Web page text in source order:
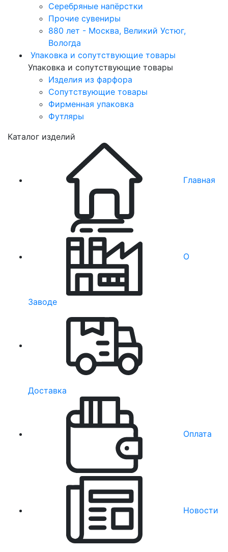
Серебряные напёрстки
Прочие сувениры
880 лет - Москва, Великий Устюг,
Вологда
Упаковка и сопутствующие товары
Упаковка и сопутствующие товары
Изделия из фарфора
Сопутствующие товары
Фирменная упаковка
Футляры
Каталог изделий
Главная
О
Заводе
Доставка
Оплата
Новости